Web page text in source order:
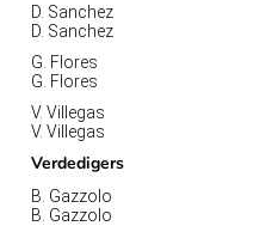
D. Sanchez
D. Sanchez
G. Flores
G. Flores
V. Villegas
V. Villegas
Verdedigers
B. Gazzolo
B. Gazzolo